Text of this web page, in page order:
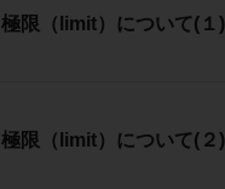
極限（limit）について(１)
極限（limit）について(２)